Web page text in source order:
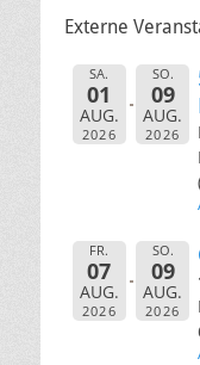
Externe
SA.
01
AUG.
2026
SO.
09
AUG.
2026
FR.
07
AUG.
2026
SO.
09
AUG.
2026